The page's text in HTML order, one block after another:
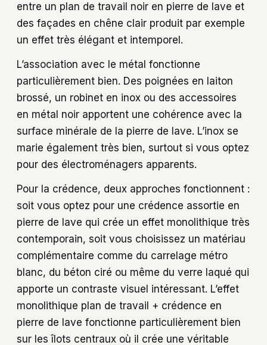
entre un plan de travail noir en pierre de lave et
des façades en chêne clair produit par exemple
un effet très élégant et intemporel.
L’association avec le métal fonctionne
particulièrement bien. Des poignées en laiton
brossé, un robinet en inox ou des accessoires
en métal noir apportent une cohérence avec la
surface minérale de la pierre de lave. L’inox se
marie également très bien, surtout si vous optez
pour des électroménagers apparents.
Pour la crédence, deux approches fonctionnent :
soit vous optez pour une crédence assortie en
pierre de lave qui crée un effet monolithique très
contemporain, soit vous choisissez un matériau
complémentaire comme du carrelage métro
blanc, du béton ciré ou même du verre laqué qui
apporte un contraste visuel intéressant. L’effet
monolithique plan de travail + crédence en
pierre de lave fonctionne particulièrement bien
sur les îlots centraux où il crée une véritable